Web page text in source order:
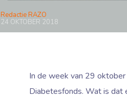
Redactie RAZO
24 OKTOBER 2018
In de week van 29
Diabetesfonds. Wat is dat